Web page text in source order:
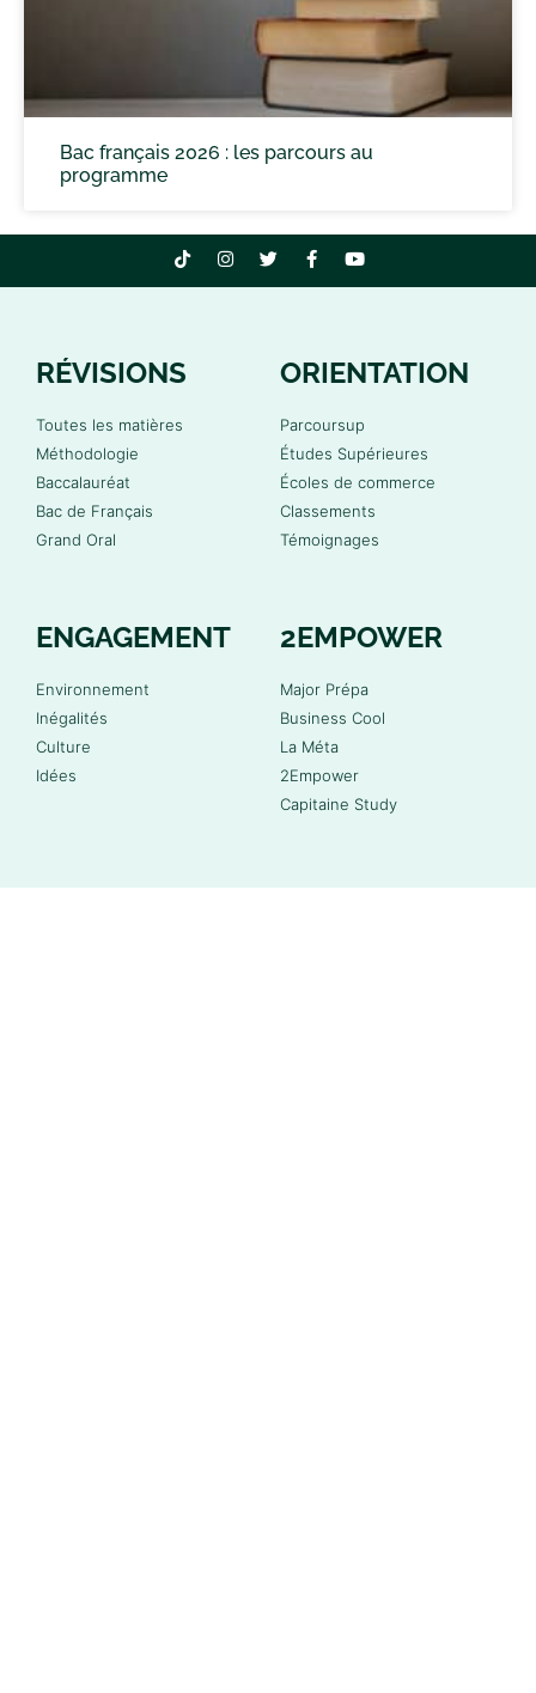
Bac français 2026 : les parcours au
programme
RÉVISIONS
Toutes les matières
Méthodologie
Baccalauréat
Bac de Français
Grand Oral
ORIENTATION
Parcoursup
Études Supérieures
Écoles de commerce
Classements
Témoignages
ENGAGEMENT
Environnement
Inégalités
Culture
Idées
2EMPOWER
Major Prépa
Business Cool
La Méta
2Empower
Capitaine Study